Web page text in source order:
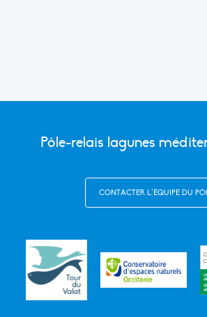
Pôle-relais lagunes
CONTACTER L’ÉQUIPE DU